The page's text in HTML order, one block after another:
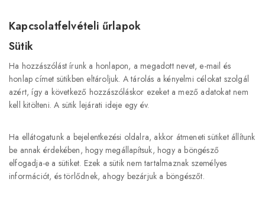
Kapcsolatfelvételi űrlapok
Sütik
Ha hozzászólást írunk a honlapon, a megadott nevet, e-mail és
honlap címet sütikben eltároljuk. A tárolás a kényelmi célokat szolgál
azért, így a következő hozzászóláskor ezeket a mező adatokat nem
kell kitölteni. A sütik lejárati ideje egy év.
Ha ellátogatunk a bejelentkezési oldalra, akkor átmeneti sütiket állítunk
be annak érdekében, hogy megállapítsuk, hogy a böngésző
elfogadja-e a sütiket. Ezek a sütik nem tartalmaznak személyes
információt, és törlődnek, ahogy bezárjuk a böngészőt.